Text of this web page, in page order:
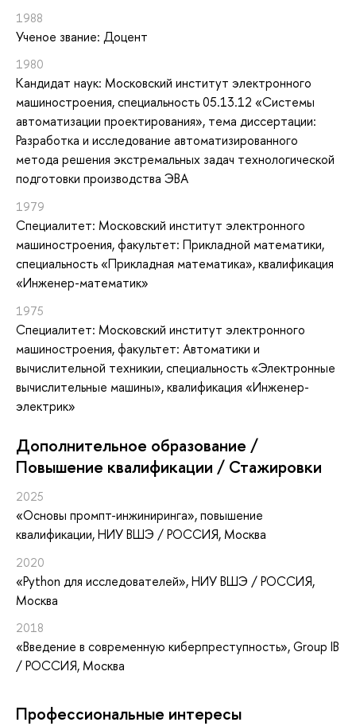
1988
Ученое звание: Доцент
1980
Кандидат наук: Московский институт электронного
машиностроения, специальность 05.13.12 «Системы
автоматизации проектирования», тема диссертации:
Разработка и исследование автоматизированного
метода решения экстремальных задач технологической
подготовки производства ЭВА
1979
Специалитет: Московский институт электронного
машиностроения, факультет: Прикладной математики,
специальность «Прикладная математика», квалификация
«Инженер-математик»
1975
Специалитет: Московский институт электронного
машиностроения, факультет: Автоматики и
вычислительной техникии, специальность «Электронные
вычислительные машины», квалификация «Инженер-
электрик»
Дополнительное образование /
Повышение квалификации / Стажировки
2025
«Основы промпт-инжиниринга», повышение
квалификации, НИУ ВШЭ / РОССИЯ, Москва
2020
«Python для исследователей», НИУ ВШЭ / РОССИЯ,
Москва
2018
«Введение в современную киберпреступность», Group IB
/ РОССИЯ, Москва
Профессиональные интересы